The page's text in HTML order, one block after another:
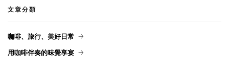
文章分類
咖啡、旅行、美好日常
用咖啡伴奏的味覺享宴